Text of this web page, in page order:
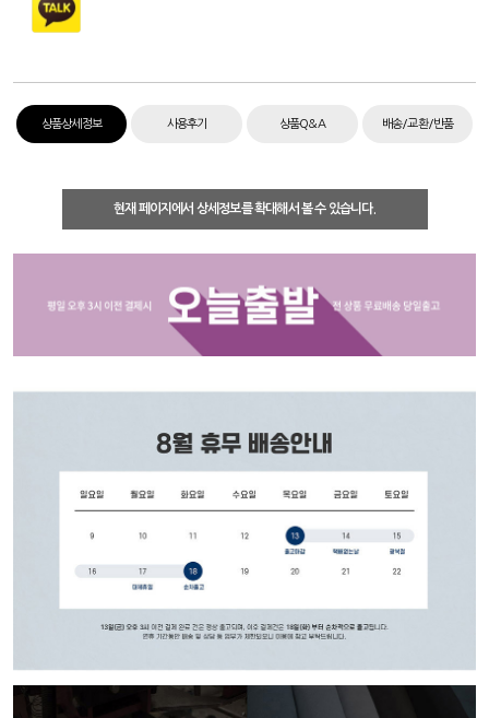
상품상세정보 사용후기 상품Q&A 배송/교환/반품
현재 페이지에서 상세정보를 확대해서 볼 수 있습니다.